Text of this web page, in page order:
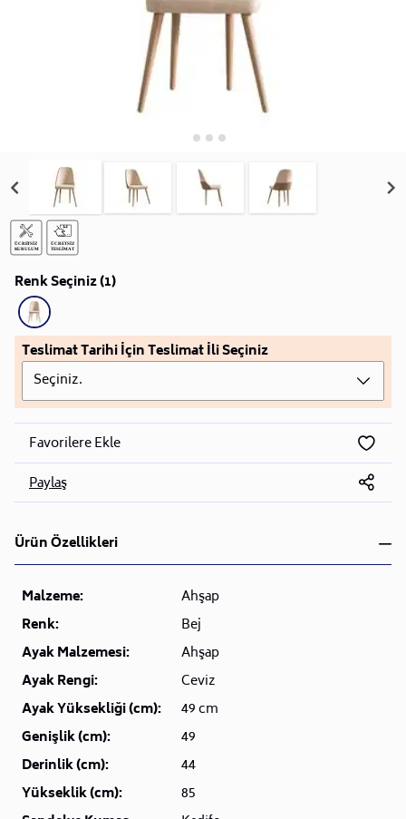
Renk Seçiniz (1)
Teslimat Tarihi İçin Teslimat İli Seçiniz
Seçiniz.
Favorilere Ekle
Paylaş
Ürün Özellikleri
Malzeme:
Ahşap
Renk:
Bej
Ayak Malzemesi:
Ahşap
Ayak Rengi:
Ceviz
Ayak Yüksekliği (cm):
49 cm
Genişlik (cm):
49
Derinlik (cm):
44
Yükseklik (cm):
85